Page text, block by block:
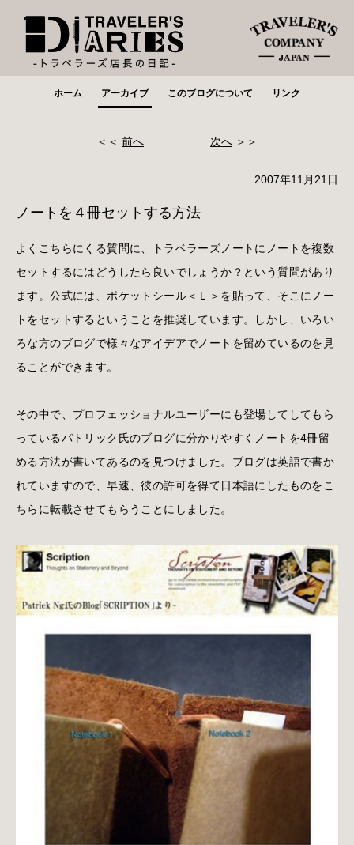
ホーム アーカイブ このブログについて リンク
＜＜ 前へ 次へ ＞＞
2007年11月21日
ノートを４冊セットする方法
よくこちらにくる質問に、トラベラーズノートにノートを複数
セットするにはどうしたら良いでしょうか？という質問があり
ます。公式には、ポケットシール＜Ｌ＞を貼って、そこにノー
トをセットするということを推奨しています。しかし、いろい
ろな方のブログで様々なアイデアでノートを留めているのを見
ることができます。
その中で、プロフェッショナルユーザーにも登場してしてもら
っているパトリック氏のブログに分かりやすくノートを4冊留
める方法が書いてあるのを見つけました。ブログは英語で書か
れていますので、早速、彼の許可を得て日本語にしたものをこ
ちらに転載させてもらうことにしました。